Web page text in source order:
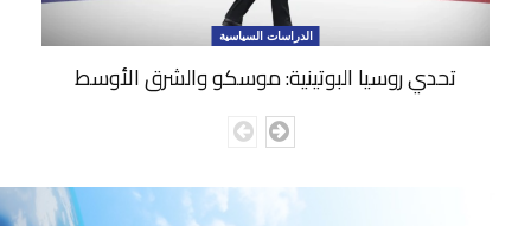
الدراسات السياسية
تحدي روسيا البوتينية: موسكو والشرق الأوسط